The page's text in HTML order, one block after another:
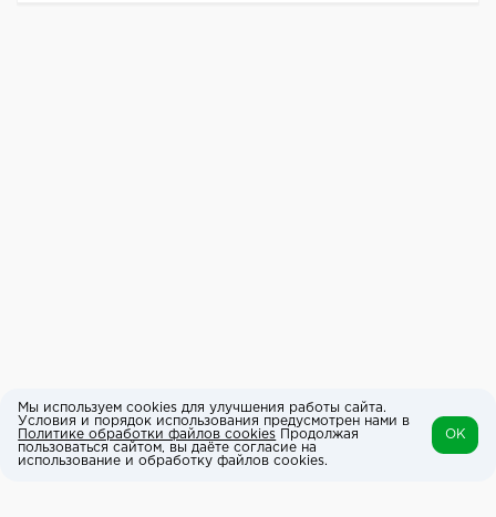
Мы используем cookies для улучшения работы сайта.
Условия и порядок использования предусмотрен нами в
Политике обработки файлов cookies Продолжая
пользоваться сайтом, вы даёте согласие на
использование и обработку файлов cookies.
OK